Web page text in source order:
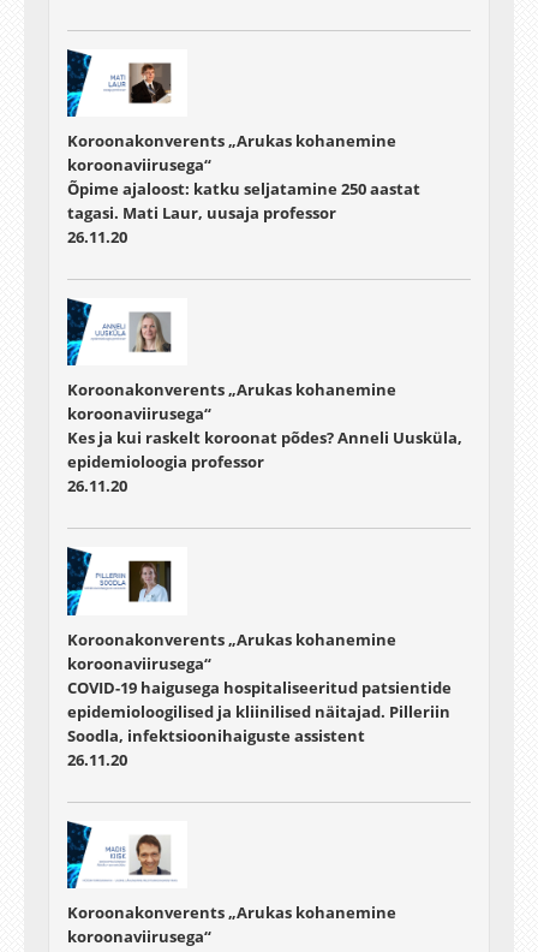
Koroonakonverents „Arukas kohanemine
koroonaviirusega“
Õpime ajaloost: katku seljatamine 250 aastat
tagasi. Mati Laur, uusaja professor
26.11.20
Koroonakonverents „Arukas kohanemine
koroonaviirusega“
Kes ja kui raskelt koroonat põdes? Anneli Uusküla,
epidemioloogia professor
26.11.20
Koroonakonverents „Arukas kohanemine
koroonaviirusega“
COVID-19 haigusega hospitaliseeritud patsientide
epidemioloogilised ja kliinilised näitajad. Pilleriin
Soodla, infektsioonihaiguste assistent
26.11.20
Koroonakonverents „Arukas kohanemine
koroonaviirusega“